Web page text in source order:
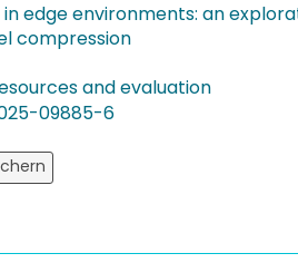
edge environments: an
compression
and evaluation
​09885-​6